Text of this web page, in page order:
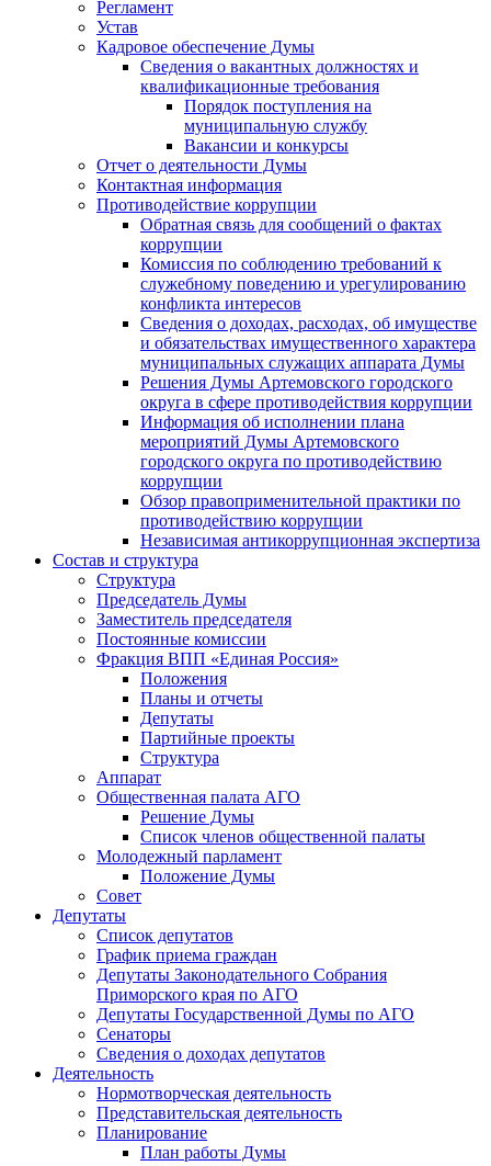
Регламент
Устав
Кадровое обеспечение Думы
Сведения о вакантных должностях и
квалификационные требования
Порядок поступления на
муниципальную службу
Вакансии и конкурсы
Отчет о деятельности Думы
Контактная информация
Противодействие коррупции
Обратная связь для сообщений о фактах
коррупции
Комиссия по соблюдению требований к
служебному поведению и урегулированию
конфликта интересов
Сведения о доходах, расходах, об имуществе
и обязательствах имущественного характера
муниципальных служащих аппарата Думы
Решения Думы Артемовского городского
округа в сфере противодействия коррупции
Информация об исполнении плана
мероприятий Думы Артемовского
городского округа по противодействию
коррупции
Обзор правоприменительной практики по
противодействию коррупции
Независимая антикоррупционная экспертиза
Состав и структура
Структура
Председатель Думы
Заместитель председателя
Постоянные комиссии
Фракция ВПП «Единая Россия»
Положения
Планы и отчеты
Депутаты
Партийные проекты
Структура
Аппарат
Общественная палата АГО
Решение Думы
Список членов общественной палаты
Молодежный парламент
Положение Думы
Совет
Депутаты
Список депутатов
График приема граждан
Депутаты Законодательного Собрания
Приморского края по АГО
Депутаты Государственной Думы по АГО
Сенаторы
Сведения о доходах депутатов
Деятельность
Нормотворческая деятельность
Представительская деятельность
Планирование
План работы Думы